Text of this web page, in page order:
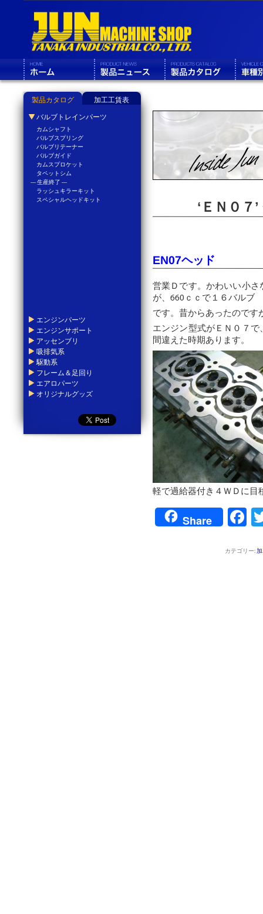
‘ＥＮ０７
EN07ヘッド
営業Ｄです。かわいい小
が、660ｃｃで１６バルブ
です。昔からあったのです
エンジン型式がＥＮ０７
間違えた時期あります。
軽で過給器付き４ＷＤに目
Share
カテゴリー:
製品カタログ 加工工賃表
バルブトレインパーツ
カムシャフト
バルブスプリング
バルブリテーナー
バルブガイド
カムスプロケット
タペットシム
--- 生産終了 ---
ラッシュキラーキット
スペシャルヘッドキット
エンジンパーツ
エンジンサポート
アッセンブリ
吸排気系
駆動系
フレーム＆足回り
エアロパーツ
オリジナルグッズ